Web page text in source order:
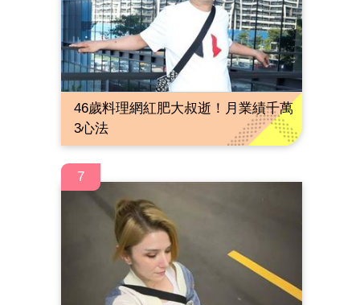
46歲料理網紅肥大叔逝！月業績千萬
3心法
7